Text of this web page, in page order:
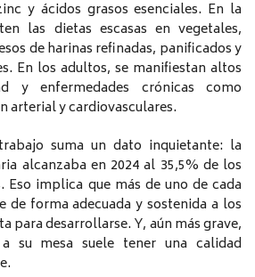
y ácidos grasos esenciales. En la
las dietas escasas en vegetales,
de harinas refinadas, panificados y
En los adultos, se manifiestan altos
y enfermedades crónicas como
arterial y cardiovasculares.
suma un dato inquietante: la
alcanzaba en 2024 al 35,5% de los
Eso implica que más de uno de cada
de forma adecuada y sostenida a los
para desarrollarse. Y, aún más grave,
su mesa suele tener una calidad